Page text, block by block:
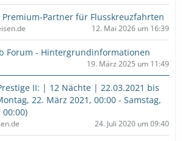
Premium-Partner für Flusskreuzfahrten
12. Mai 2026 um 16:39
Forum - Hintergrundinformationen
19. März 2025 um 11:49
II: | 12 Nächte | 22.03.2021 bis
22. März 2021, 00:00 - Samstag,
24. Juli 2020 um 09:40